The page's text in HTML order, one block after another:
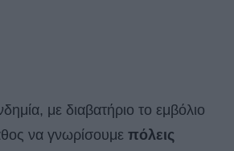
με διαβατήριο το εμβόλιο
να γνωρίσουμε πόλεις